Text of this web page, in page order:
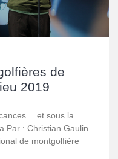
de
2019
et sous la
Par : Christian Gaulin
de montgolfière